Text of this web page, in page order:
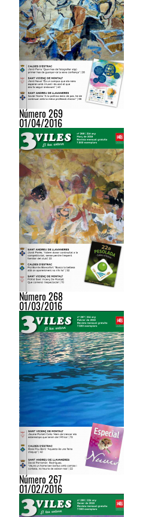
Número 269
01/04/2016
Número 268
01/03/2016
Número 267
01/02/2016